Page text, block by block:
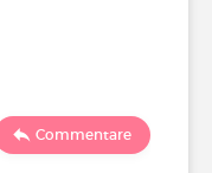
Commentare